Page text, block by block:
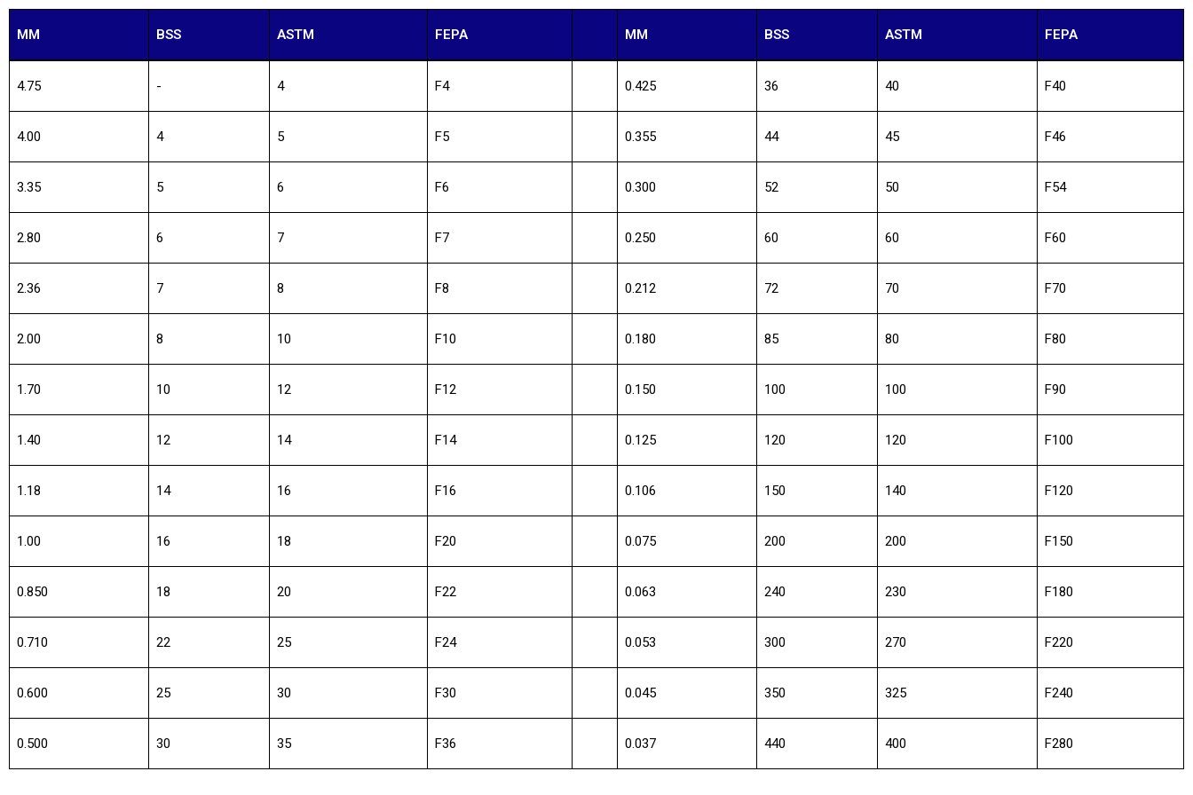
MM BSS ASTM FEPA MM BSS ASTM FEPA
4.75 - 4 F4 0.425 36 40 F40
4.00 4 5 F5 0.355 44 45 F46
3.35 5 6 F6 0.300 52 50 F54
2.80 6 7 F7 0.250 60 60 F60
2.36 7 8 F8 0.212 72 70 F70
2.00 8 10 F10 0.180 85 80 F80
1.70 10 12 F12 0.150 100 100 F90
1.40 12 14 F14 0.125 120 120 F100
1.18 14 16 F16 0.106 150 140 F120
1.00 16 18 F20 0.075 200 200 F150
0.850 18 20 F22 0.063 240 230 F180
0.710 22 25 F24 0.053 300 270 F220
0.600 25 30 F30 0.045 350 325 F240
0.500 30 35 F36 0.037 440 400 F280